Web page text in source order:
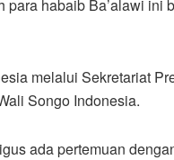
habaib Ba’alawi ini
melalui Sekretariat
Songo Indonesia.
ada pertemuan